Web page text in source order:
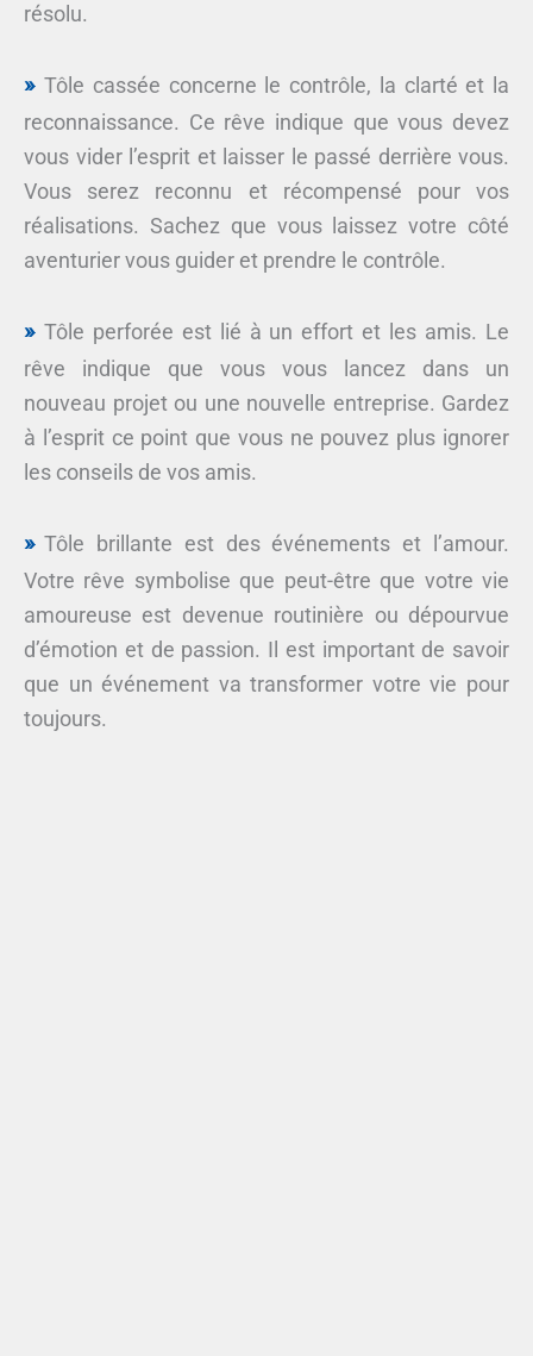
résolu.
Tôle cassée concerne le contrôle, la clarté et la
reconnaissance. Ce rêve indique que vous devez
vous vider l’esprit et laisser le passé derrière vous.
Vous serez reconnu et récompensé pour vos
réalisations. Sachez que vous laissez votre côté
aventurier vous guider et prendre le contrôle.
Tôle perforée est lié à un effort et les amis. Le
rêve indique que vous vous lancez dans un
nouveau projet ou une nouvelle entreprise. Gardez
à l’esprit ce point que vous ne pouvez plus ignorer
les conseils de vos amis.
Tôle brillante est des événements et l’amour.
Votre rêve symbolise que peut-être que votre vie
amoureuse est devenue routinière ou dépourvue
d’émotion et de passion. Il est important de savoir
que un événement va transformer votre vie pour
toujours.